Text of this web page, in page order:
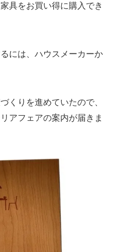
具をお買い得に購入でき
には、ハウスメーカーか
くりを進めていたので、
アフェアの案内が届きま